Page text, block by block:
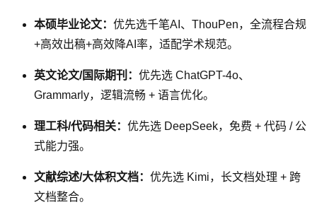
本硕毕业论文： 优先选千笔AI、ThouPen，全流程合规
+高效出稿+高效降AI率，适配学术规范。
英文论文/国际期刊： 优先选 ChatGPT-4o、
Grammarly，逻辑流畅 + 语言优化。
理工科/代码相关： 优先选 DeepSeek，免费 + 代码 / 公
式能力强。
文献综述/大体积文档： 优先选 Kimi，长文档处理 + 跨
文档整合。